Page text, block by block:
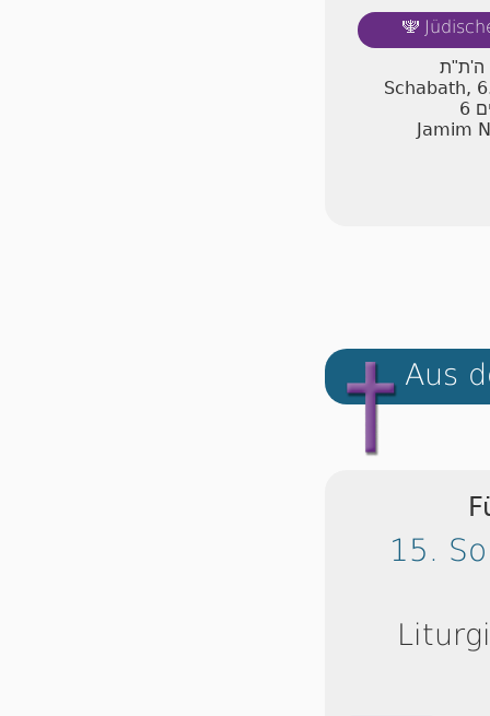
🕎
ה'ת"ת
Schabath,
6
Jamim
Aus
15.